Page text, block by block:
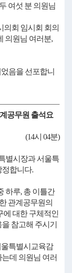
여섯 분 의원님
의회 임시회 회의
의원님 여러분,
음을 선포합니
공무원 출석요
(14시 04분)
별시장과 서울특
정합니다.
하루, 총 이틀간
관계공무원의
에 대한 구체적인
참고해 주시기
특별시교육감
데 의원님 여러